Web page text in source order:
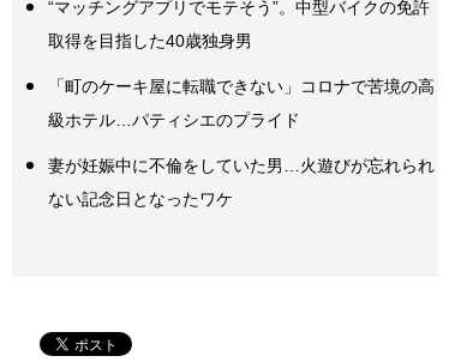
“マッチングアプリでモテそう”。中型バイクの免許
取得を目指した40歳独身男
「町のケーキ屋に転職できない」コロナで苦境の高
級ホテル…パティシエのプライド
妻が妊娠中に不倫をしていた男…火遊びが忘れられ
ない記念日となったワケ